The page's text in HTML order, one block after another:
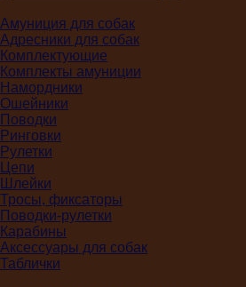
Амуниция для собак
Адресники для собак
Комплектующие
Комплекты амуниции
Намордники
Ошейники
Поводки
Ринговки
Рулетки
Цепи
Шлейки
Тросы, фиксаторы
Поводки-рулетки
Карабины
Аксессуары для собак
Таблички